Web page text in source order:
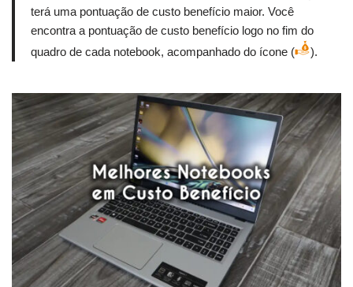
terá uma pontuação de custo benefício maior. Você
encontra a pontuação de custo benefício logo no fim do
quadro de cada notebook, acompanhado do ícone (
).